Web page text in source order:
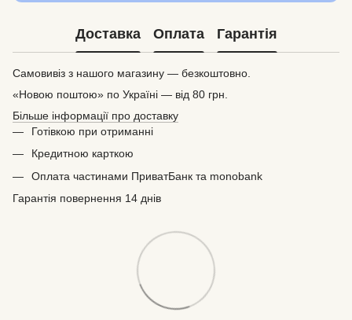
Доставка Оплата Гарантія
Самовивіз з нашого магазину — безкоштовно.
«Новою поштою» по Україні — від 80 грн.
Більше інформації про доставку
Готівкою при отриманні
Кредитною карткою
Оплата частинами ПриватБанк та monobank
Гарантія повернення 14 днів